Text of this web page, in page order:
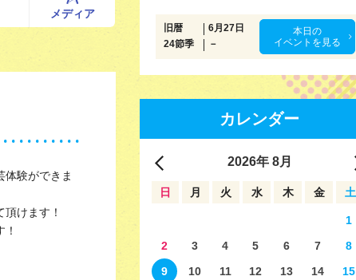
メディア
体験ができま
けます！
旧暦
6月27日
24節季
－
本日の
イベントを見る
カレンダー
2026年 8月
日 月 火 水 木 金 土
1
2
3 4 5 6 7
8
9
10 11 12 13 14
15